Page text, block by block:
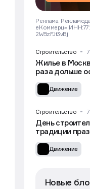
Реклама.
еКоммерц»,
2W5zFJt3vBj
Строительство
Жилье в
раза дольше
Движение
Строительство
День
традиции
Движение
Новые